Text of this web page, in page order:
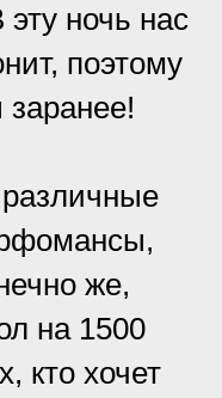
ночь нас
поэтому
различные
же,
на 1500
кто хочет